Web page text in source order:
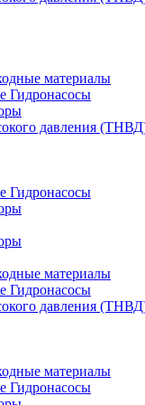
материалы
Гидронасосы
давления
Гидронасосы
материалы
Гидронасосы
давления
материалы
Гидронасосы